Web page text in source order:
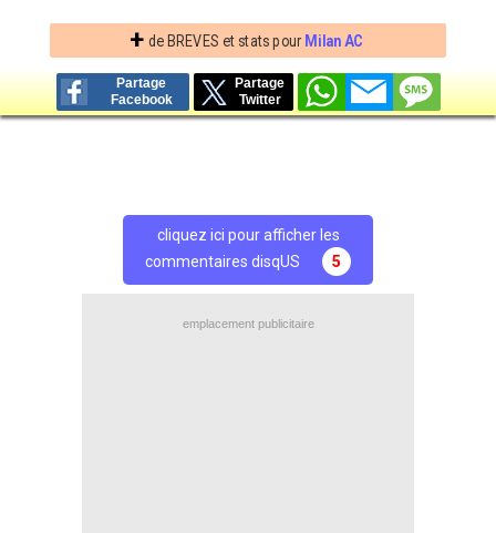
+ de BREVES et stats pour Milan AC
Partage
Facebook
Partage
Twitter
cliquez ici pour afficher les
commentaires disqUS
5
emplacement publicitaire